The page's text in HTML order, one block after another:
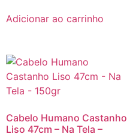
Adicionar ao carrinho
Cabelo Humano Castanho
Liso 47cm – Na Tela –